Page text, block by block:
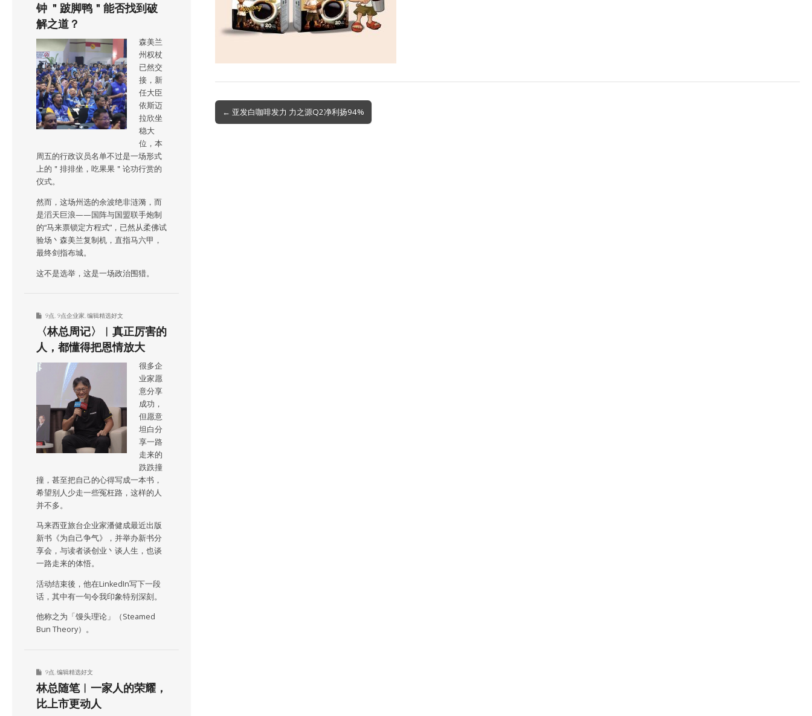
Post
navigation
← 亚发白咖啡发力 力之源Q2净利扬94%
钟 ＂跛脚鸭＂能否找到破
解之道？
森美兰
州权杖
已然交
接，新
任大臣
依斯迈
拉欣坐
稳大
位，本
周五的行政议员名单不过是一场形式
上的＂排排坐，吃果果＂论功行赏的
仪式。
然而，这场州选的余波绝非涟漪，而
是滔天巨浪——国阵与国盟联手炮制
的“马来票锁定方程式”，已然从柔佛试
验场丶森美兰复制机，直指马六甲，
最终剑指布城。
这不是选举，这是一场政治围猎。
9点 9点企业家 编辑精选好文
〈林总周记〉︱真正厉害的
人，都懂得把恩情放大
很多企
业家愿
意分享
成功，
但愿意
坦白分
享一路
走来的
跌跌撞
撞，甚至把自己的心得写成一本书，
希望别人少走一些冤枉路，这样的人
并不多。
马来西亚旅台企业家潘健成最近出版
新书《为自己争气》，并举办新书分
享会，与读者谈创业丶谈人生，也谈
一路走来的体悟。
活动结束後，他在LinkedIn写下一段
话，其中有一句令我印象特别深刻。
他称之为「馒头理论」（Steamed
Bun Theory）。
9点 编辑精选好文
林总随笔︱一家人的荣耀，
比上市更动人